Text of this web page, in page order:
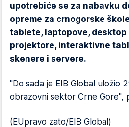
upotrebiće se za nabavku
opreme za crnogorske
tablete, laptopove, desktop
projektore, interaktivne
skenere i servere.
"Do sada je EIB Global uložio
obrazovni sektor Crne Gore",
(EUpravo zato/EIB Global)